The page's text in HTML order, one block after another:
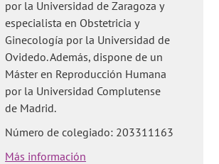
por la Universidad de Zaragoza y
especialista en Obstetricia y
Ginecología por la Universidad de
Ovidedo. Además, dispone de un
Máster en Reproducción Humana
por la Universidad Complutense
de Madrid.
Número de colegiado: 203311163
Más información